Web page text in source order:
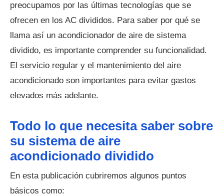
preocupamos por las últimas tecnologías que se
ofrecen en los AC divididos. Para saber por qué se
llama así un acondicionador de aire de sistema
dividido, es importante comprender su funcionalidad.
El servicio regular y el mantenimiento del aire
acondicionado son importantes para evitar gastos
elevados más adelante.
Todo lo que necesita saber sobre
su sistema de aire
acondicionado dividido
En esta publicación cubriremos algunos puntos
básicos como: